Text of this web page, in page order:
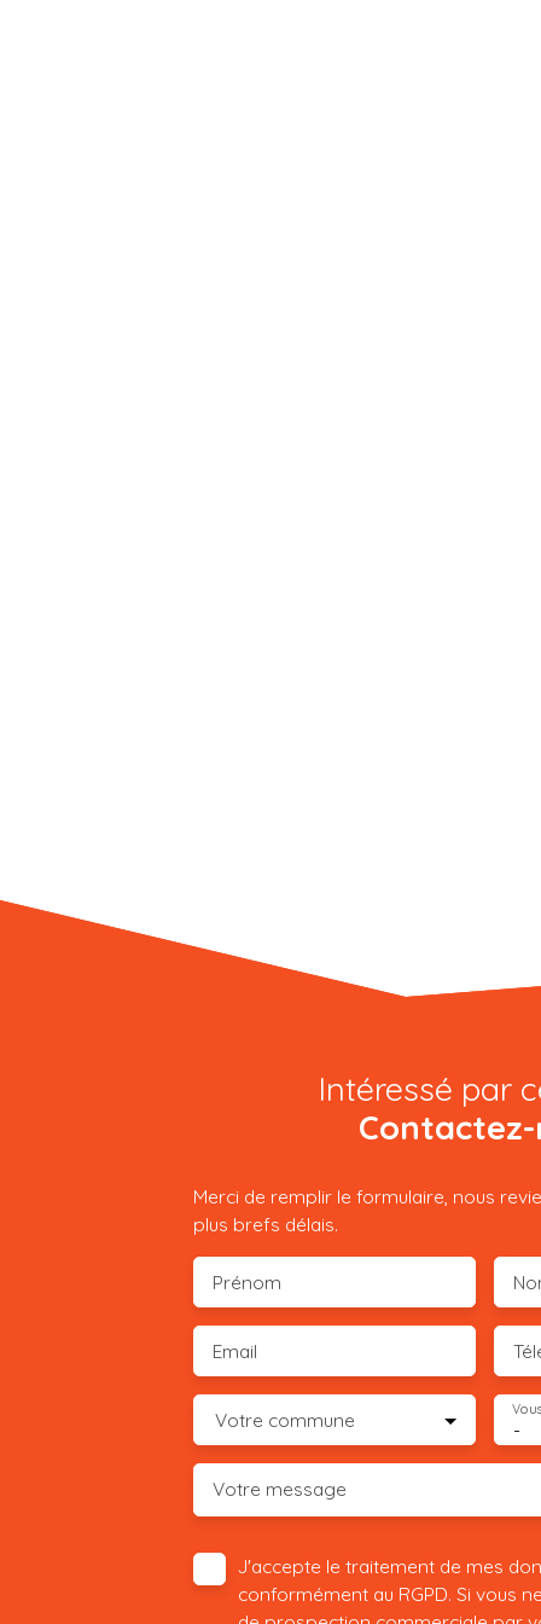
Intéressé par
Merci de remplir le formulaire, nous
plus brefs délais.
Prénom
Email
Votre commune -
Votre message
J'accepte le traitement de mes
conformément au RGPD. Si vous